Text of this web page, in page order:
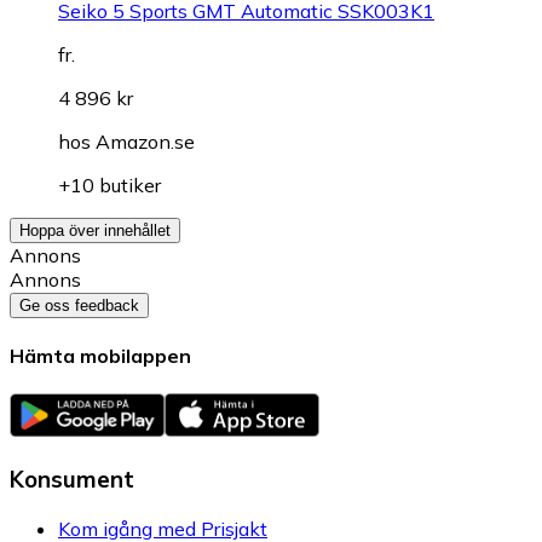
Seiko 5 Sports GMT Automatic SSK003K1
fr.
4 896 kr
hos Amazon.se
+10 butiker
Hoppa över innehållet
Annons
Annons
Ge oss feedback
Hämta mobilappen
Konsument
Kom igång med Prisjakt